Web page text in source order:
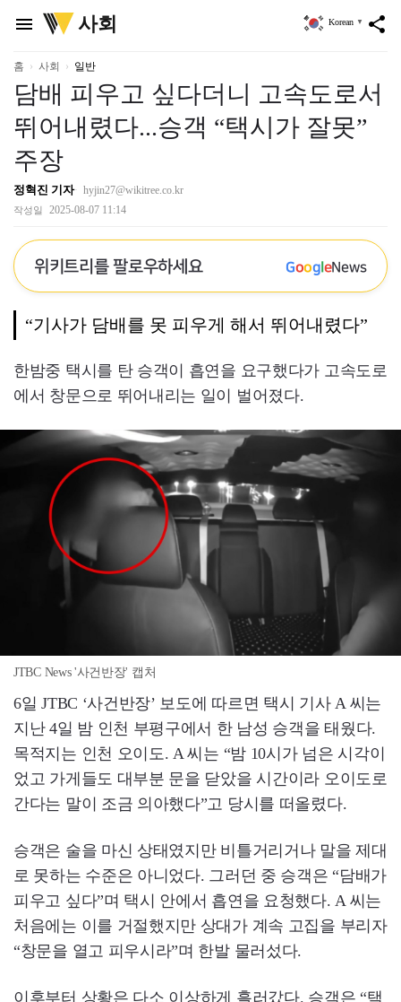
menu
위
키
리
사회 share
Korean ▼
홈 사회 일반
담배 피우고 싶다더니 고속도로서
뛰어내렸다...승객 “택시가 잘못”
주장
정혁진 기자 hyjin27@wikitree.co.kr
작성일 2025-08-07 11:14
위키트리를 팔로우하세요 GoogleNews
“기사가 담배를 못 피우게 해서 뛰어내렸다”
한밤중 택시를 탄 승객이 흡연을 요구했다가 고속도로
에서 창문으로 뛰어내리는 일이 벌어졌다.
JTBC News '사건반장' 캡처
6일 JTBC ‘사건반장’ 보도에 따르면 택시 기사 A 씨는
지난 4일 밤 인천 부평구에서 한 남성 승객을 태웠다.
목적지는 인천 오이도. A 씨는 “밤 10시가 넘은 시각이
었고 가게들도 대부분 문을 닫았을 시간이라 오이도로
간다는 말이 조금 의아했다”고 당시를 떠올렸다.
승객은 술을 마신 상태였지만 비틀거리거나 말을 제대
로 못하는 수준은 아니었다. 그러던 중 승객은 “담배가
피우고 싶다”며 택시 안에서 흡연을 요청했다. A 씨는
처음에는 이를 거절했지만 상대가 계속 고집을 부리자
“창문을 열고 피우시라”며 한발 물러섰다.
이후부터 상황은 다소 이상하게 흘러갔다. 승객은 “택